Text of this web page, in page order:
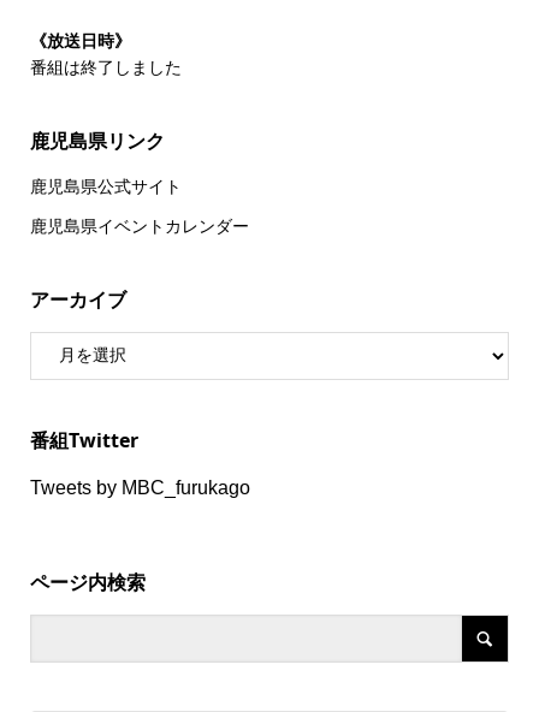
《放送日時》
番組は終了しました
鹿児島県リンク
鹿児島県公式サイト
鹿児島県イベントカレンダー
アーカイブ
番組Twitter
Tweets by MBC_furukago
ページ内検索